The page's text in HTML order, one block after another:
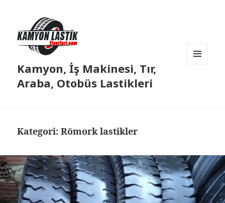
Kamyon, İş Makinesi, Tır,
Araba, Otobüs Lastikleri
Kategori:Römork lastikler